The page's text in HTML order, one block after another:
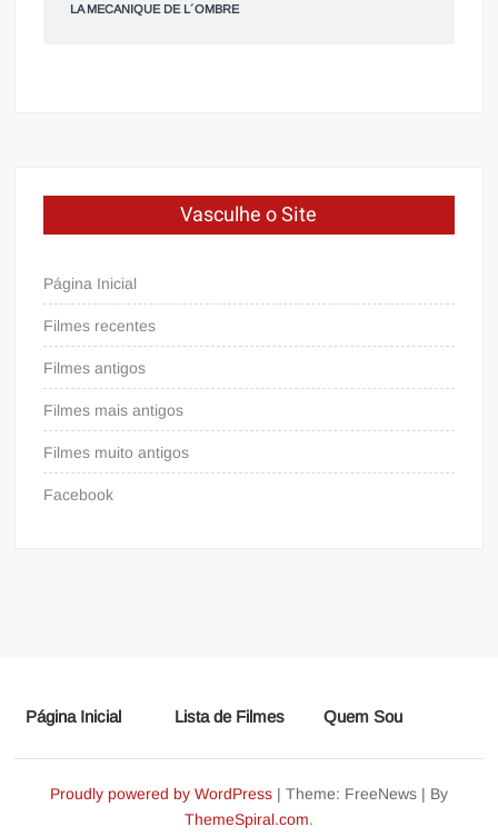
LA MECANIQUE DE L´OMBRE
Vasculhe o Site
Página Inicial
Filmes recentes
Filmes antigos
Filmes mais antigos
Filmes muito antigos
Facebook
Página Inicial Lista de Filmes Quem Sou
Proudly powered by WordPress | Theme: FreeNews | By
ThemeSpiral.com.